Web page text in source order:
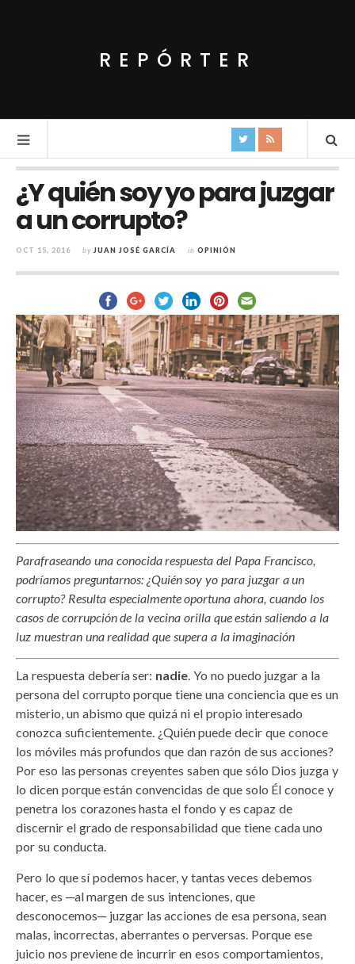
REPÓRTER
¿Y quién soy yo para juzgar
a un corrupto?
OCT 15, 2016 by JUAN JOSÉ GARCÍA in OPINIÓN
Parafraseando una conocida respuesta del Papa Francisco,
podríamos preguntarnos: ¿Quién soy yo para juzgar a un
corrupto? Resulta especialmente oportuna ahora, cuando los
casos de corrupción de la vecina orilla que están saliendo a la
luz muestran una realidad que supera a la imaginación
La respuesta debería ser: nadie. Yo no puedo juzgar a la
persona del corrupto porque tiene una conciencia que es un
misterio, un abismo que quizá ni el propio interesado
conozca suficientemente. ¿Quién puede decir que conoce
los móviles más profundos que dan razón de sus acciones?
Por eso las personas creyentes saben que sólo Dios juzga y
lo dicen porque están convencidas de que solo Él conoce y
penetra los corazones hasta el fondo y es capaz de
discernir el grado de responsabilidad que tiene cada uno
por su conducta.
Pero lo que sí podemos hacer, y tantas veces debemos
hacer, es ─al margen de sus intenciones, que
desconocemos─ juzgar las acciones de esa persona, sean
malas, incorrectas, aberrantes o perversas. Porque ese
juicio nos previene de incurrir en esos comportamientos,